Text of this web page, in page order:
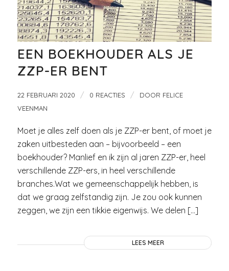
EEN BOEKHOUDER ALS JE
ZZP-ER BENT
22 FEBRUARI 2020 / 0 REACTIES / DOOR FELICE
VEENMAN
Moet je alles zelf doen als je ZZP-er bent, of moet je
zaken uitbesteden aan – bijvoorbeeld – een
boekhouder? Manlief en ik zijn al jaren ZZP-er, heel
verschillende ZZP-ers, in heel verschillende
branches.Wat we gemeenschappelijk hebben, is
dat we graag zelfstandig zijn. Je zou ook kunnen
zeggen, we zijn een tikkie eigenwijs. We delen […]
LEES MEER